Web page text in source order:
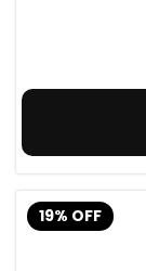
19% OFF